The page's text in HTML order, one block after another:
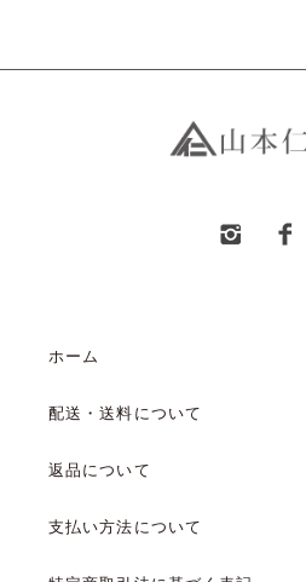
ホーム
配送・送料について
返品について
支払い方法について